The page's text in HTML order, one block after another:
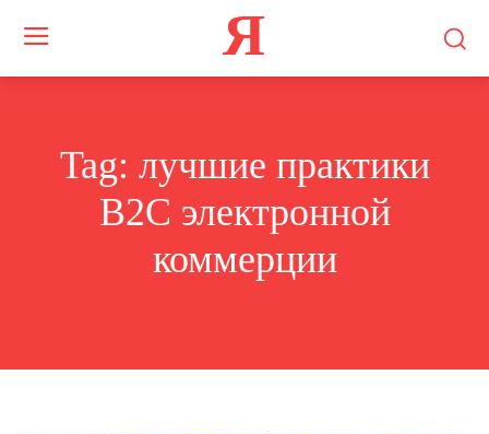
Я
Tag: лучшие практики
B2C электронной
коммерции